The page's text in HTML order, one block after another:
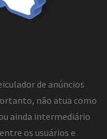
de anúncios
não atua como
ainda intermediário
os usuários e